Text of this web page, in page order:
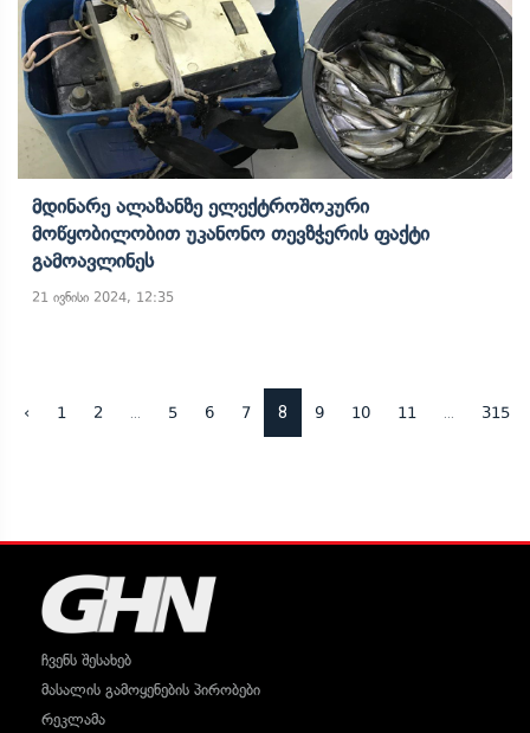
Მდინარე Ალაზანზე Ელექტროშოკური
Მოწყობილობით Უკანონო Თევზჭერის Ფაქტი
Გამოავლინეს
21 ივნისი 2024, 12:35
‹ 1 2 5 6 7 8 9 10 11 315
ჩვენს შესახებ
მასალის გამოყენების პირობები
რეკლამა